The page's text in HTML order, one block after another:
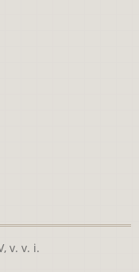
v. v. i.